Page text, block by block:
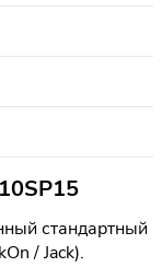
стандартный
/ Jack).